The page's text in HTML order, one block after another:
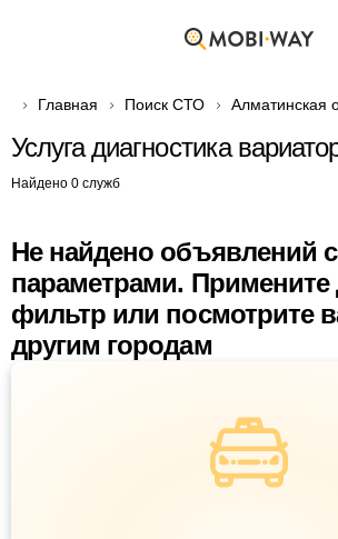
Главная Поиск СТО Алматинская
Услуга диагностика
Найдено 0 служб
Не найдено объявлений
параметрами. Примените
фильтр или посмотрите
другим городам